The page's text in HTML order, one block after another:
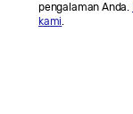
pengalaman Anda.
kami.